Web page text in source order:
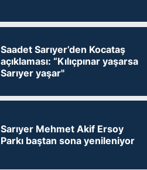
Saadet Sarıyer’den Kocataş
açıklaması: “Kılıçpınar yaşarsa
Sarıyer yaşar"
Sarıyer Mehmet Akif Ersoy
Parkı baştan sona yenileniyor